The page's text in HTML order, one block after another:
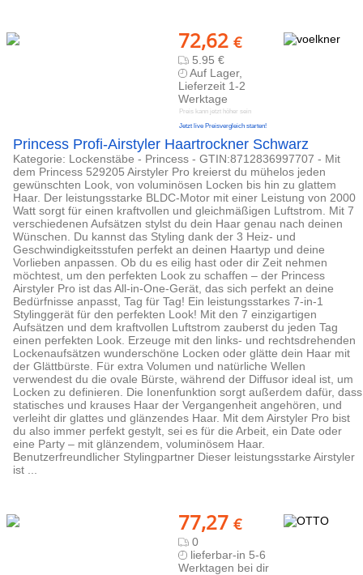
72,62 €
5.95 €
Auf Lager,
Lieferzeit 1-2
Werktage
Preis kann jetzt höher sein
Jetzt live Preisvergleich starten!
Princess Profi-Airstyler Haartrockner Schwarz
Kategorie: Lockenstäbe - Princess - GTIN:8712836997707 - Mit
dem Princess 529205 Airstyler Pro kreierst du mühelos jeden
gewünschten Look, von voluminösen Locken bis hin zu glattem
Haar. Der leistungsstarke BLDC-Motor mit einer Leistung von 2000
Watt sorgt für einen kraftvollen und gleichmäßigen Luftstrom. Mit 7
verschiedenen Aufsätzen stylst du dein Haar genau nach deinen
Wünschen. Du kannst das Styling dank der 3 Heiz- und
Geschwindigkeitsstufen perfekt an deinen Haartyp und deine
Vorlieben anpassen. Ob du es eilig hast oder dir Zeit nehmen
möchtest, um den perfekten Look zu schaffen – der Princess
Airstyler Pro ist das All-in-One-Gerät, das sich perfekt an deine
Bedürfnisse anpasst, Tag für Tag! Ein leistungsstarkes 7-in-1
Stylinggerät für den perfekten Look! Mit den 7 einzigartigen
Aufsätzen und dem kraftvollen Luftstrom zauberst du jeden Tag
einen perfekten Look. Erzeuge mit den links- und rechtsdrehenden
Lockenaufsätzen wunderschöne Locken oder glätte dein Haar mit
der Glättbürste. Für extra Volumen und natürliche Wellen
verwendest du die ovale Bürste, während der Diffusor ideal ist, um
Locken zu definieren. Die Ionenfunktion sorgt außerdem dafür, dass
statisches und krauses Haar der Vergangenheit angehören, und
verleiht dir glattes und glänzendes Haar. Mit dem Airstyler Pro bist
du also immer perfekt gestylt, sei es für die Arbeit, ein Date oder
eine Party – mit glänzendem, voluminösem Haar.
Benutzerfreundlicher Stylingpartner Dieser leistungsstarke Airstyler
ist ...
77,27 €
0
lieferbar-in 5-6
Werktagen bei dir